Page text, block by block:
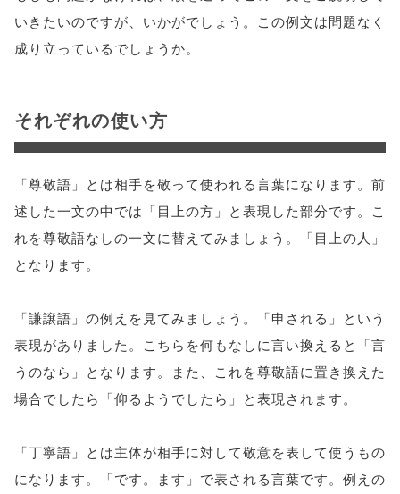
いきたいのですが、いかがでしょう。この例文は問題なく
成り立っているでしょうか。
それぞれの使い方
「尊敬語」とは相手を敬って使われる言葉になります。前
述した一文の中では「目上の方」と表現した部分です。こ
れを尊敬語なしの一文に替えてみましょう。「目上の人」
となります。
「謙譲語」の例えを見てみましょう。「申される」という
表現がありました。こちらを何もなしに言い換えると「言
うのなら」となります。また、これを尊敬語に置き換えた
場合でしたら「仰るようでしたら」と表現されます。
「丁寧語」とは主体が相手に対して敬意を表して使うもの
になります。「です。ます」で表される言葉です。例えの